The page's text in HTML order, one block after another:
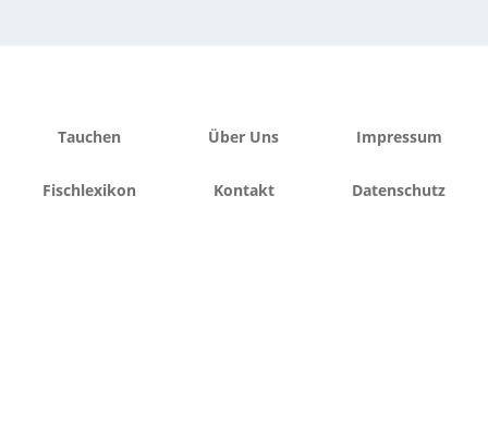
Tauchen
Fischlexikon
Über Uns
Kontakt
Impressum
Datenschutz